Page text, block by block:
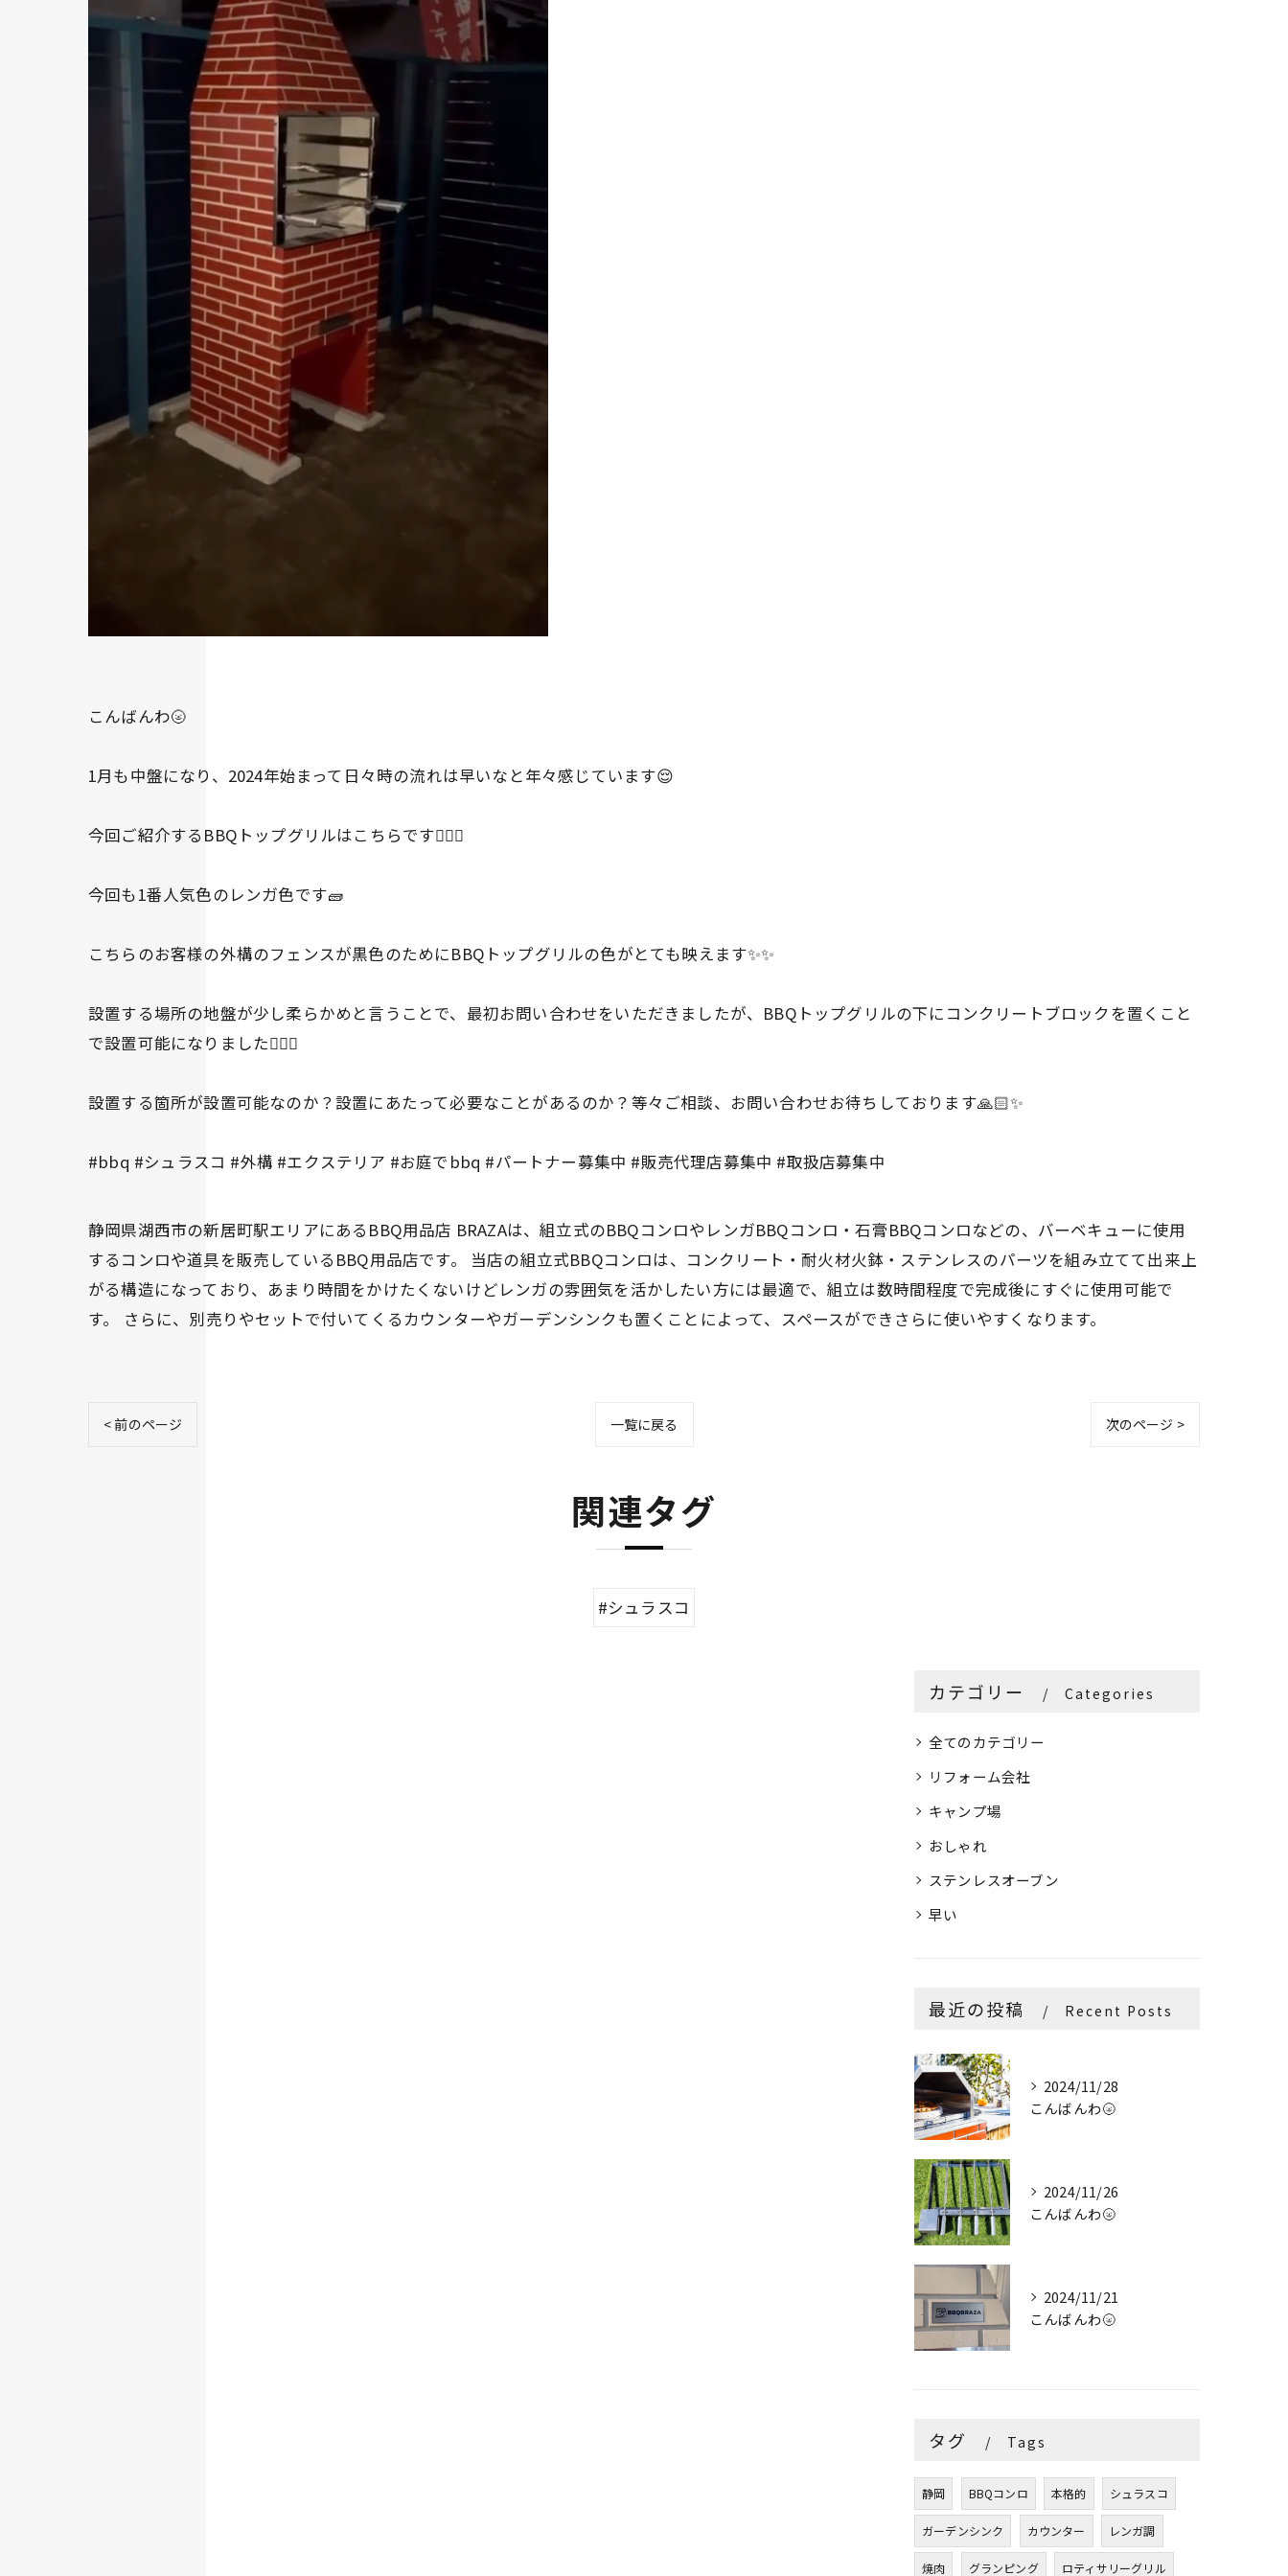
こんばんわ🌝
1月も中盤になり、2024年始まって日々時の流れは早いなと年々感じています😌
今回ご紹介するBBQトップグリルはこちらです💁🏻‍♀️
今回も1番人気色のレンガ色です🧱
こちらのお客様の外構のフェンスが黒色のためにBBQトップグリルの色がとても映えます✨✨
設置する場所の地盤が少し柔らかめと言うことで、最初お問い合わせをいただきましたが、BBQトップグリルの下にコンクリートブロックを置くこと
で設置可能になりました👍🏻✨
設置する箇所が設置可能なのか？設置にあたって必要なことがあるのか？等々ご相談、お問い合わせお待ちしております🙏🏻✨
#bbq #シュラスコ #外構 #エクステリア #お庭でbbq #パートナー募集中 #販売代理店募集中 #取扱店募集中
静岡県湖西市の新居町駅エリアにあるBBQ用品店 BRAZAは、組立式のBBQコンロやレンガBBQコンロ・石膏BBQコンロなどの、バーベキューに使用
するコンロや道具を販売しているBBQ用品店です。 当店の組立式BBQコンロは、コンクリート・耐火材火鉢・ステンレスのパーツを組み立てて出来上
がる構造になっており、あまり時間をかけたくないけどレンガの雰囲気を活かしたい方には最適で、組立は数時間程度で完成後にすぐに使用可能で
す。 さらに、別売りやセットで付いてくるカウンターやガーデンシンクも置くことによって、スペースができさらに使いやすくなります。
< 前のページ 一覧に戻る 次のページ >
関連タグ
#シュラスコ
カテゴリー Categories
全てのカテゴリー
リフォーム会社
キャンプ場
おしゃれ
ステンレスオーブン
早い
最近の投稿 Recent Posts
2024/11/28
こんばんわ🌝
2024/11/26
こんばんわ🌝
2024/11/21
こんばんわ🌝
タグ Tags
静岡 BBQコンロ 本格的 シュラスコ
ガーデンシンク カウンター レンガ調
焼肉 グランピング ロティサリーグリル